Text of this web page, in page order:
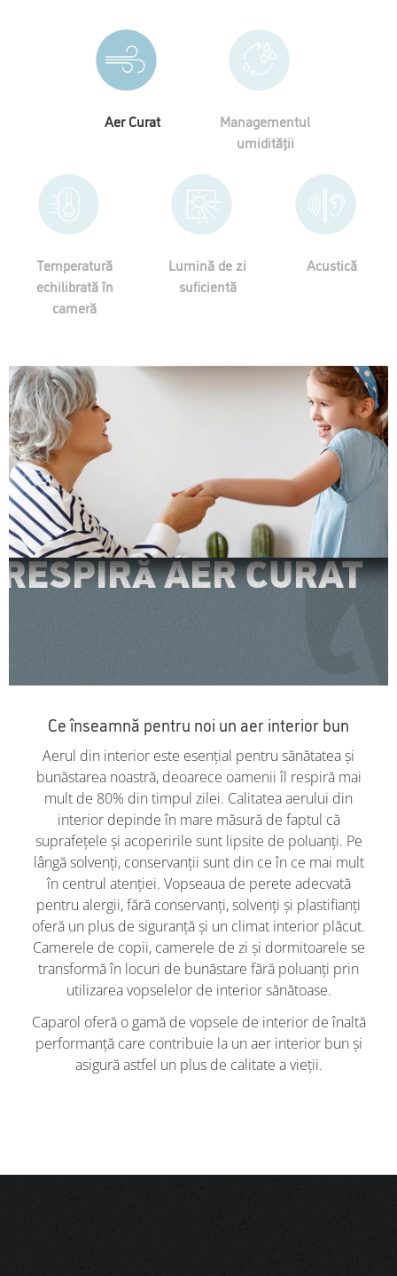
Aer Curat
Managementul
umidității
Temperatură
echilibrată în
cameră
Lumină de zi
suficientă
Acustică
RESPIRĂ AER CURAT
RESPIRĂ AER CURAT
Ce înseamnă pentru noi un aer interior bun
Aerul din interior este esențial pentru sănătatea și
bunăstarea noastră, deoarece oamenii îl respiră mai
mult de 80% din timpul zilei. Calitatea aerului din
interior depinde în mare măsură de faptul că
suprafețele și acoperirile sunt lipsite de poluanți. Pe
lângă solvenți, conservanții sunt din ce în ce mai mult
în centrul atenției. Vopseaua de perete adecvată
pentru alergii, fără conservanți, solvenți și plastifianți
oferă un plus de siguranță și un climat interior plăcut.
Camerele de copii, camerele de zi și dormitoarele se
transformă în locuri de bunăstare fără poluanți prin
utilizarea vopselelor de interior sănătoase.
Caparol oferă o gamă de vopsele de interior de înaltă
performanță care contribuie la un aer interior bun și
asigură astfel un plus de calitate a vieții.